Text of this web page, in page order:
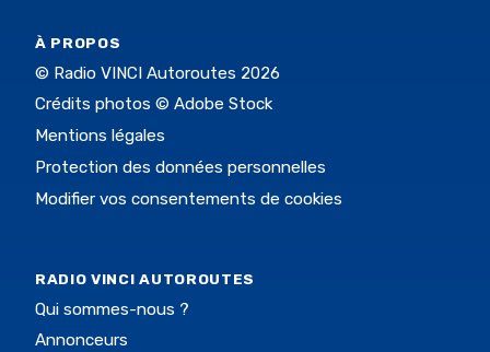
À PROPOS
© Radio VINCI Autoroutes 2026
Crédits photos © Adobe Stock
Mentions légales
Protection des données personnelles
Modifier vos consentements de cookies
RADIO VINCI AUTOROUTES
Qui sommes-nous ?
Annonceurs